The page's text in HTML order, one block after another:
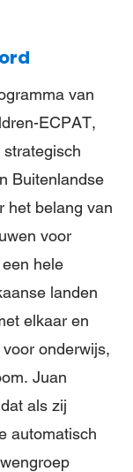
van
ECPAT,
Buitenlandse
het belang van
voor
hele
landen
elkaar en
onderwijs,
Juan
als zij
automatisch